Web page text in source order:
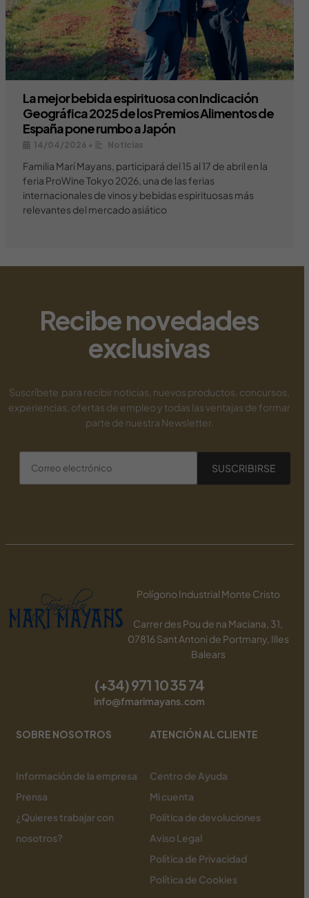
La mejor bebida espirituosa con Indicación
Geográfica 2025 de los Premios Alimentos de
España pone rumbo a Japón
14/04/2026 • Noticias
Familia Marí Mayans, participará del 15 al 17 de abril en la
feria ProWine Tokyo 2026, una de las ferias
internacionales de vinos y bebidas espirituosas más
relevantes del mercado asiático
Recibe novedades
exclusivas
Suscríbete para recibir noticias, nuevos productos, concursos,
experiencias, ofertas de empleo y todas las ventajas de formar
parte de nuestra Newsletter.
Polígono Industrial Monte Cristo
Carrer des Pou de na Maciana, 31,
07816 Sant Antoni de Portmany, Illes
Balears
(+34) 971 10 35 74
info@fmarimayans.com
SOBRE NOSOTROS
Información de la empresa
Prensa
¿Quieres trabajar con
nosotros?
ATENCIÓN AL CLIENTE
Centro de Ayuda
Mi cuenta
Política de devoluciones
Aviso Legal
Política de Privacidad
Política de Cookies